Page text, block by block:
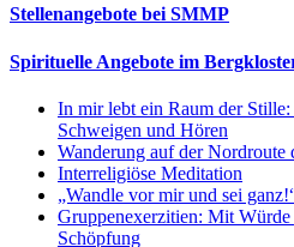
Stellenangebote bei SMMP
Spirituelle Angebote im
In mir lebt ein Raum der
Schweigen und Hören
Wanderung auf der Nordroute
Interreligiöse Meditation
„Wandle vor mir und sei
Gruppenexerzitien: Mit
Schöpfung